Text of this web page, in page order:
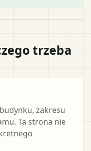
trzeba
zakresu
Ta strona nie